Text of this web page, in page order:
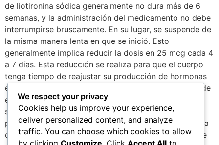
de liotironina sódica generalmente no dura más de 6
semanas, y la administración del medicamento no debe
interrumpirse bruscamente. En su lugar, se suspende de
la misma manera lenta en que se inició. Esto
generalmente implica reducir la dosis en 25 mcg cada 4
a 7 días. Esta reducción se realiza para que el cuerpo
tenga tiempo de reajustar su producción de hormonas
endógenas al finalizar la terapia y evitar la aparición de
efectos secundarios. Disponibilidad: La liotironina
sódica es un medicamento viejo y ampliamente
prescrito. Se puede encontrar fácilmente en la mayoría
de las áreas del mundo y se vende en una variedad de
We respect your privacy
Cookies help us improve your experience,
deliver personalized content, and analyze
traffic. You can choose which cookies to allow